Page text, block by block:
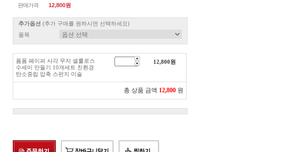
판매가격 12,800원
추가옵션 (추가 구매를 원하시면 선택하세요)
품목
폼폼 페이퍼 사각 무지 셀룰로스
수세미 만들기 10개세트 친환경
탄소중립 압축 스펀지 미술
12,800원
총 상품 금액 12,800 원